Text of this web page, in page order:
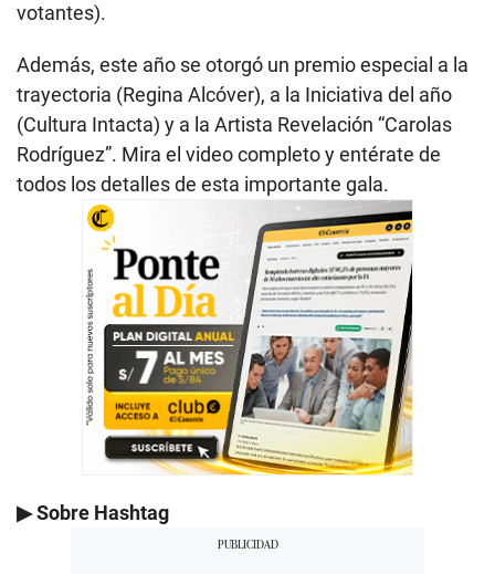
votantes).
Además, este año se otorgó un premio especial a la
trayectoria (Regina Alcóver), a la Iniciativa del año
(Cultura Intacta) y a la Artista Revelación “Carolas
Rodríguez”. Mira el video completo y entérate de
todos los detalles de esta importante gala.
▶ Sobre Hashtag